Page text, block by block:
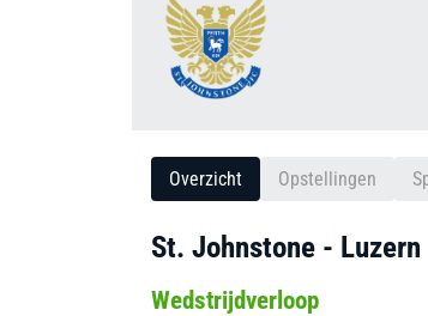
Overzicht Opstellingen
St. Johnstone - Luzern
Wedstrijdverloop